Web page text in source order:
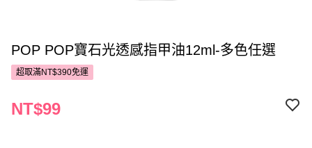
POP POP寶石光透感指甲油12ml-多色任選
超取滿NT$390免運
NT$99